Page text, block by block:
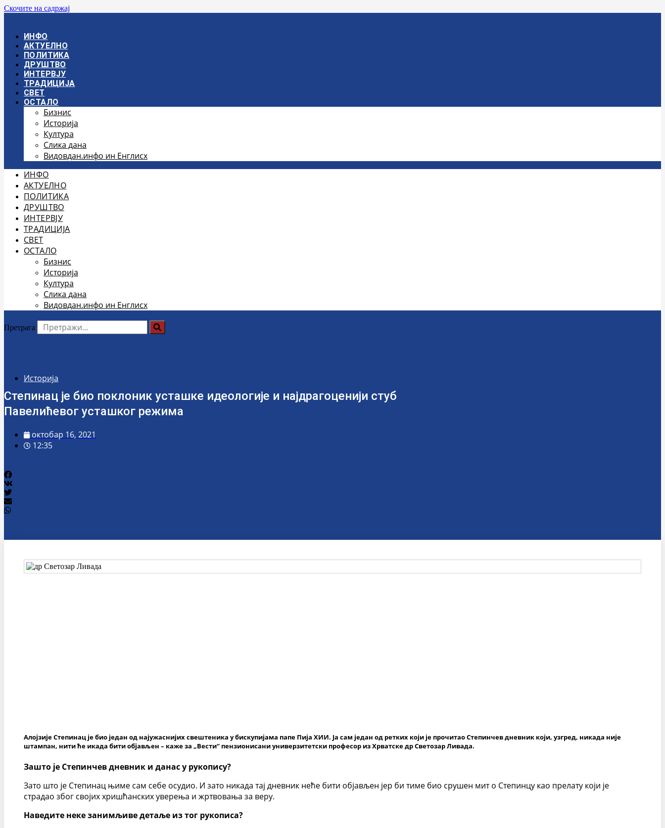
Скочите на садржај
ИНФО
АКТУЕЛНО
ПОЛИТИКА
ДРУШТВО
ИНТЕРВЈУ
ТРАДИЦИЈА
СВЕТ
ОСТАЛО
Бизнис
Историја
Култура
Слика дана
Видовдан.инфо ин Енглисх
ИНФО
АКТУЕЛНО
ПОЛИТИКА
ДРУШТВО
ИНТЕРВЈУ
ТРАДИЦИЈА
СВЕТ
ОСТАЛО
Бизнис
Историја
Култура
Слика дана
Видовдан.инфо ин Енглисх
Претрага
Историја
Степинац је био поклоник усташке идеологије и најдрагоценији стуб
Павелићевог усташког режима
октобар 16, 2021
12:35
Алојзије Степинац је био један од најужаснијих свештеника у бискупијама папе Пија XИИ. Ја сам један од ретких који је прочитао Степинчев дневник који, узгред, никада није
штампан, нити ће икада бити објављен – каже за „Вести“ пензионисани универзитетски професор из Хрватске др Светозар Ливада.
Зашто је Степинчев дневник и данас у рукопису?
Зато што је Степинац њиме сам себе осудио. И зато никада тај дневник неће бити објављен јер би тиме био срушен мит о Степинцу као прелату који је
страдао због својих хришћанских уверења и жртвовања за веру.
Наведите неке занимљиве детаље из тог рукописа?